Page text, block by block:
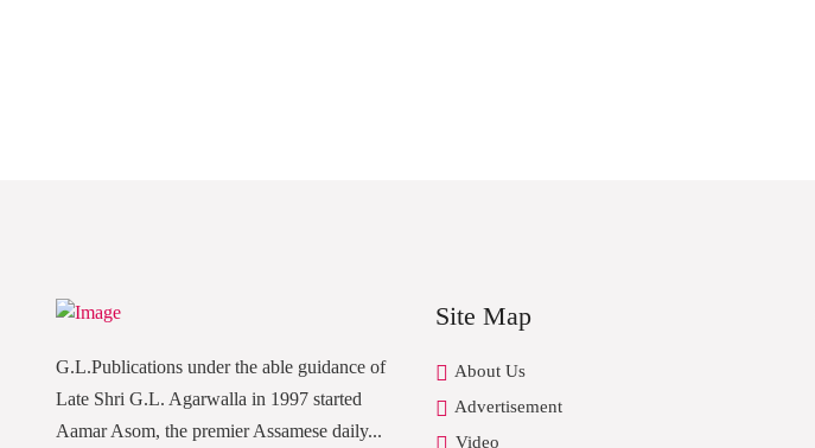
G.L.Publications under the able guidance of
Late Shri G.L. Agarwalla in 1997 started
Aamar Asom, the premier Assamese daily...
Site Map
About Us
Advertisement
Video